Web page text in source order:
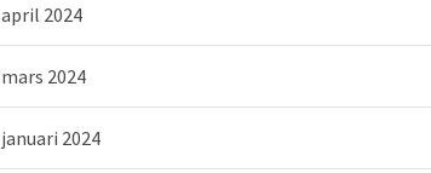
april 2024
mars 2024
januari 2024